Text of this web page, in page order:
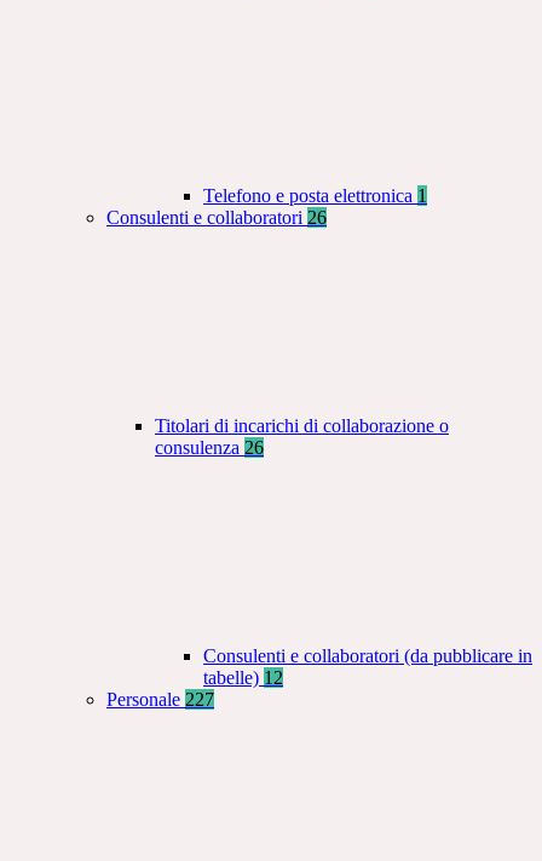
Telefono e posta elettronica 1
Consulenti e collaboratori 26
Titolari di incarichi di collaborazione o
consulenza 26
Consulenti e collaboratori (da pubblicare in
tabelle) 12
Personale 227